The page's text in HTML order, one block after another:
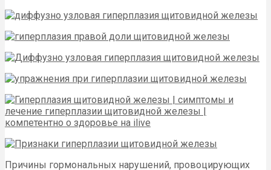
Причины гормональных нарушений, провоцирующих